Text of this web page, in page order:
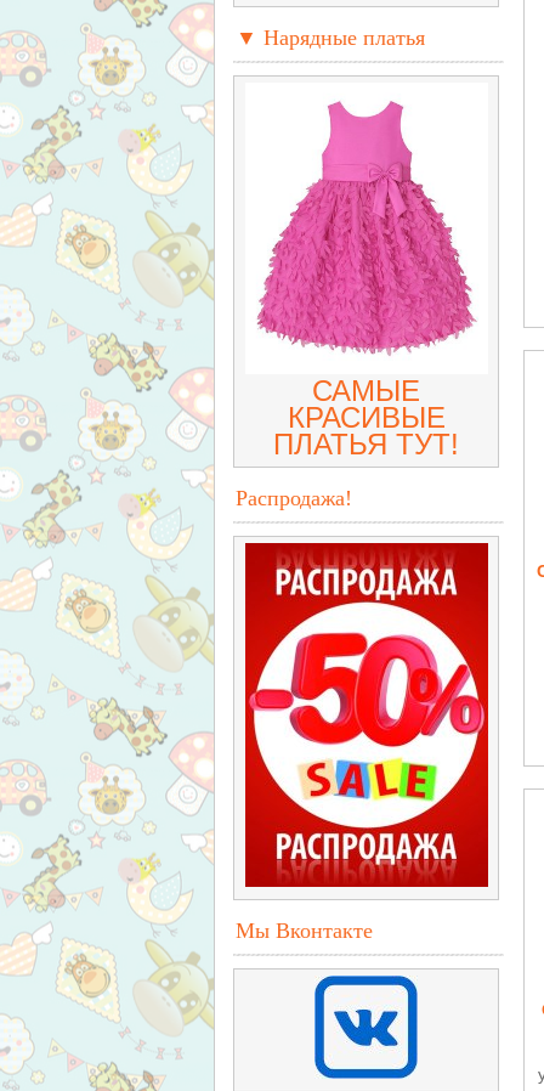
▼ Нарядные платья
САМЫЕ
КРАСИВЫЕ
ПЛАТЬЯ ТУТ!
Распродажа!
Мы Вконтакте